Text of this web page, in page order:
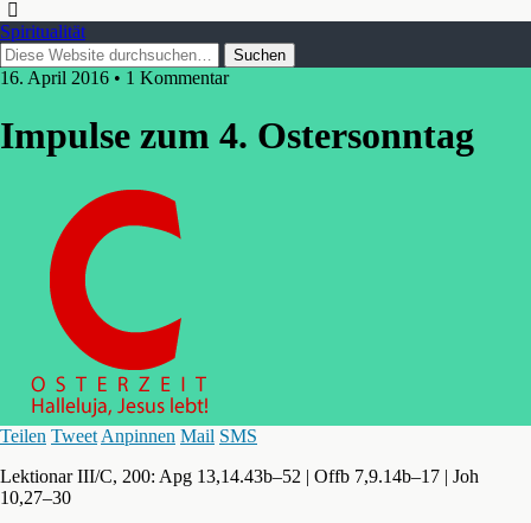
Spiritualität
16. April 2016 • 1 Kommentar
Impulse zum 4. Ostersonntag
Teilen Tweet Anpinnen Mail SMS
Lektionar III/C, 200: Apg 13,14.43b–52 | Offb 7,9.14b–17 | Joh
10,27–30